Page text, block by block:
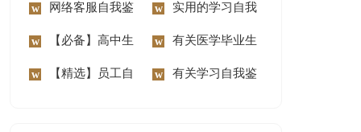
定范文汇编九篇 自我鉴定模板锦集七
篇
网络客服自我鉴
定
实用的学习自我
鉴定3篇
【必备】高中生
自我鉴定3篇
有关医学毕业生
自我鉴定锦集五篇
【精选】员工自 有关学习自我鉴